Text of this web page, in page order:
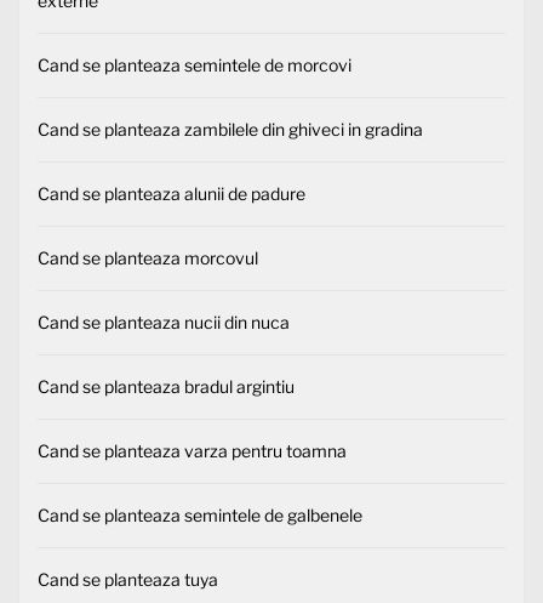
Cand se planteaza semintele de morcovi
Cand se planteaza zambilele din ghiveci in gradina
Cand se planteaza alunii de padure
Cand se planteaza morcovul
Cand se planteaza nucii din nuca
Cand se planteaza bradul argintiu
Cand se planteaza varza pentru toamna
Cand se planteaza semintele de galbenele
Cand se planteaza tuya